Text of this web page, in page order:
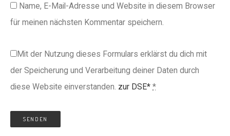
Name, E-Mail-Adresse und Website in diesem Browser
für meinen nächsten Kommentar speichern.
Mit der Nutzung dieses Formulars erklärst du dich mit
der Speicherung und Verarbeitung deiner Daten durch
diese Website einverstanden. zur DSE* *